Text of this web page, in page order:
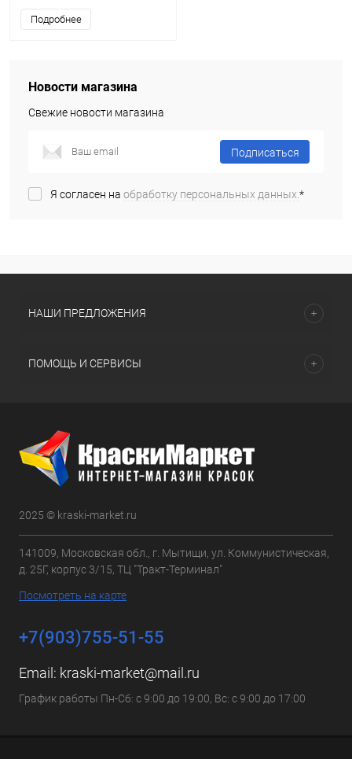
Подробнее
Новости магазина
Свежие новости магазина
Подписаться
Я согласен на обработку персональных данных.*
НАШИ ПРЕДЛОЖЕНИЯ
ПОМОЩЬ И СЕРВИСЫ
2025 © kraski-market.ru
141009, Московская обл., г. Мытищи, ул. Коммунистическая,
д. 25Г, корпус 3/15, ТЦ "Тракт-Терминал"
Посмотреть на карте
+7(903)755-51-55
Email: kraski-market@mail.ru
График работы Пн-Сб: с 9:00 до 19:00, Вс: с 9:00 до 17:00